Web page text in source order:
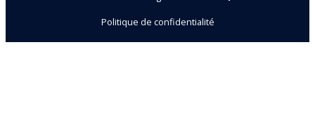
Politique de confidentialité